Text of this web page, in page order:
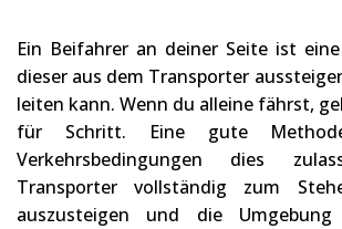
Ein Beifahrer an deiner Seite ist
dieser aus dem Transporter
leiten kann. Wenn du alleine fährst,
für Schritt. Eine gute
Verkehrsbedingungen dies
Transporter vollständig zum
auszusteigen und die